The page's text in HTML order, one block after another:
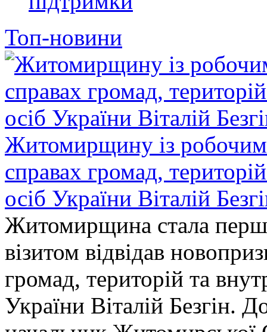
Топ-новини
Житомирщину із робочим
справах громад,
осіб України Віталій
Житомирщина стала
візитом відвідав
громад, територій та
України Віталій Безгін.